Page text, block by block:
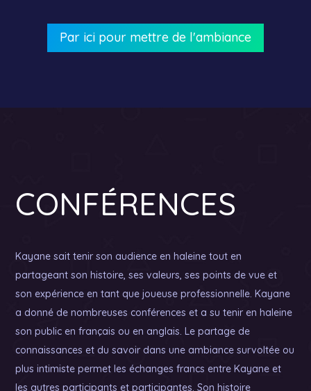
Par ici pour mettre de l'ambiance
CONFÉRENCES
Kayane sait tenir son audience en haleine tout en
partageant son histoire, ses valeurs, ses points de vue et
son expérience en tant que joueuse professionnelle. Kayane
a donné de nombreuses conférences et a su tenir en haleine
son public en français ou en anglais. Le partage de
connaissances et du savoir dans une ambiance survoltée ou
plus intimiste permet les échanges francs entre Kayane et
les autres participants et participantes. Son histoire